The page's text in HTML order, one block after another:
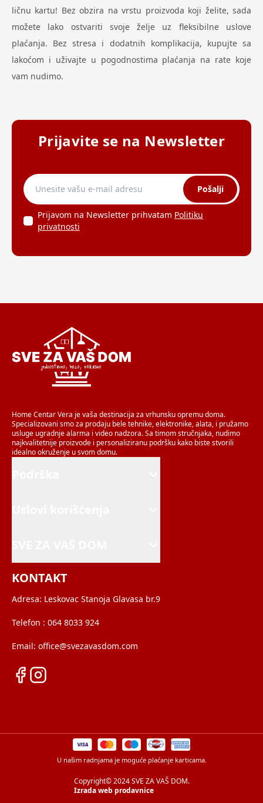
ličnu kartu! Bez obzira na vrstu proizvoda koji želite, sada
možete lako ostvariti svoje želje uz fleksibilne uslove
plaćanja. Bez stresa i dodatnih komplikacija, kupujte sa
lakoćom i uživajte u pogodnostima plaćanja na rate koje
vam nudimo.
Prijavite se na Newsletter
Pošalji
Prijavom na Newsletter prihvatam Politiku
privatnosti
Home Centar Vera je vaša destinacija za vrhunsku opremu doma.
Specializovani smo za prodaju bele tehnike, elektronike, alata, i pružamo
usluge ugradnje alarma i video nadzora. Sa timom stručnjaka, nudimo
najkvalitetnije proizvode i personaliziranu podršku kako biste stvorili
idealno okruženje u svom domu.
KONTAKT
Adresa: Leskovac Stanoja Glavasa br.9
Telefon : 064 8033 924
Email: office@svezavasdom.com
U našim radnjama je moguće plaćanje karticama.
Copyright© 2024 SVE ZA VAŠ DOM.
Izrada web prodavnice